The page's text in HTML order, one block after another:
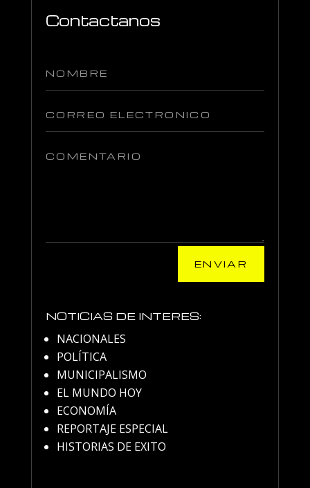
Contactanos
ENVIAR
NOTICIAS DE INTERES:
NACIONALES
POLÍTICA
MUNICIPALISMO
EL MUNDO HOY
ECONOMÍA
REPORTAJE ESPECIAL
HISTORIAS DE EXITO